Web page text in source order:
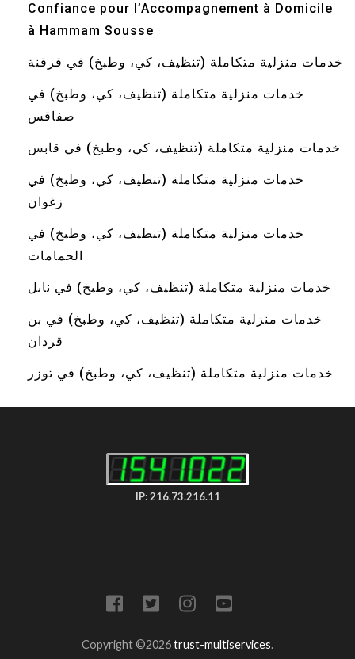
Confiance pour l’Accompagnement à Domicile
à Hammam Sousse
خدمات منزلية متكاملة (تنظيف، كي، وطبخ) في قرقنة
خدمات منزلية متكاملة (تنظيف، كي، وطبخ) في
صفاقس
خدمات منزلية متكاملة (تنظيف، كي، وطبخ) في قابس
خدمات منزلية متكاملة (تنظيف، كي، وطبخ) في
زغوان
خدمات منزلية متكاملة (تنظيف، كي، وطبخ) في
الحمامات
خدمات منزلية متكاملة (تنظيف، كي، وطبخ) في نابل
خدمات منزلية متكاملة (تنظيف، كي، وطبخ) في بن
قردان
خدمات منزلية متكاملة (تنظيف، كي، وطبخ) في توزر
IP: 216.73.216.11
Copyright ©2026trust-multiservices.